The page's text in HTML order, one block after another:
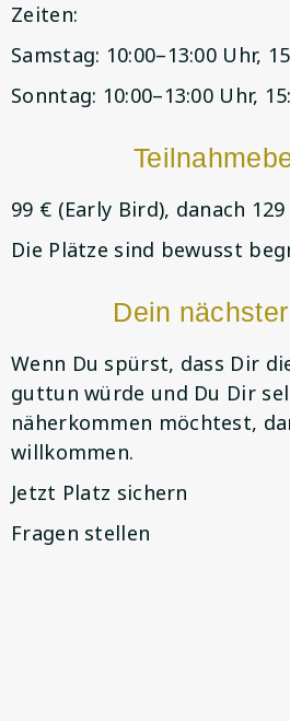
Zeiten:
Samstag: 10:00–13:00 Uhr,
Sonntag: 10:00–13:00 Uhr,
99 € (Early Bird), danach
Die Plätze sind bewusst
Dein
Wenn Du spürst, dass Dir
guttun würde und Du Dir
näherkommen möchtest,
willkommen.
Jetzt Platz sichern
Fragen stellen